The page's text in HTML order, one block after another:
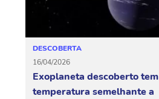
DESCOBERTA
16/04/2026
Exoplaneta descoberto tem
temperatura semelhante a